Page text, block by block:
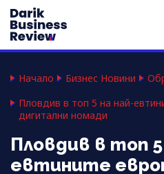
Начало Бизнес Новини
Пловдив в топ 5 на най-
дигитални номади
Пловдив в топ
евтините